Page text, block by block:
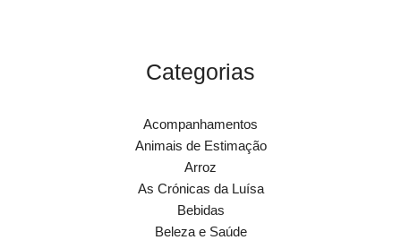
Categorias
Acompanhamentos
Animais de Estimação
Arroz
As Crónicas da Luísa
Bebidas
Beleza e Saúde